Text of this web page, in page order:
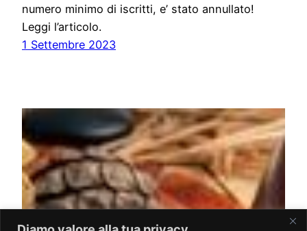
numero minimo di iscritti, e’ stato annullato!
Leggi l’articolo.
1 Settembre 2023